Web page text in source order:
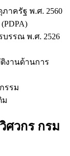
าครัฐ พ.ศ. 2560
บรรณ พ.ศ. 2526
งานด้านการ
รรม
ม
ศวกร กรม